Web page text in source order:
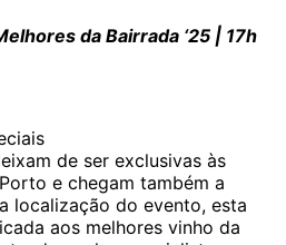
da Bairrada ‘25 | 17h
de ser exclusivas às
e chegam também a
localização do evento, esta
aos melhores vinho da